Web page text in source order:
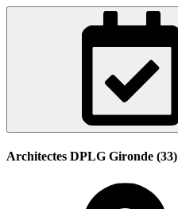
Architectes DPLG Gironde (33)